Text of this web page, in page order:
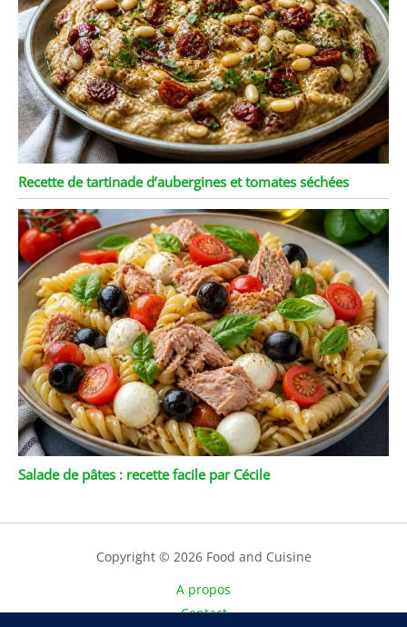
Recette de tartinade d’aubergines et tomates séchées
Salade de pâtes : recette facile par Cécile
Copyright © 2026 Food and Cuisine
A propos
Contact